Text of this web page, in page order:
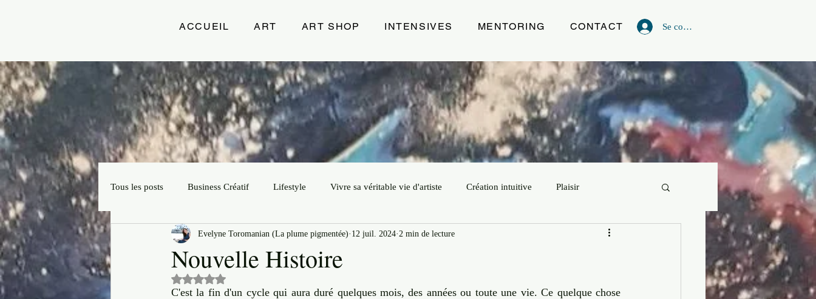
ACCUEIL ART ART SHOP INTENSIVES MENTORING CONTACT Se connecter
Tous les posts Business Créatif Lifestyle Vivre sa véritable vie d'artiste Création intuitive Plaisir
Projets Créatifs Slow Artpreneur Art Leadership Créatif Exposition Powerful Artist
Dire OUI à la vie
Nouvelle Histoire
Evelyne Toromanian (La plume pigmentée) 12 juil. 2024 2 min de lecture
Noté NaN étoiles sur 5.
C'est la fin d'un cycle qui aura duré quelques mois, des années ou toute une vie. Ce quelque chose